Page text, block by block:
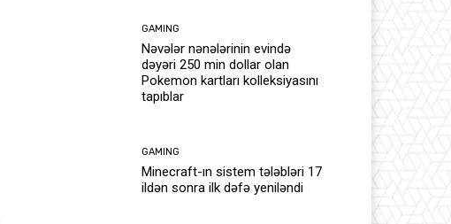
GAMING
Nəvələr nənələrinin evində
dəyəri 250 min dollar olan
Pokemon kartları kolleksiyasını
tapıblar
GAMING
Minecraft-ın sistem tələbləri 17
ildən sonra ilk dəfə yeniləndi